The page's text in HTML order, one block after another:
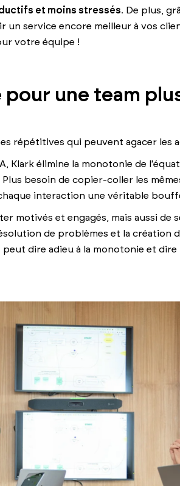
et moins stressés. De plus,
service encore meilleur à vos
votre équipe !
pour une team
répétitives qui peuvent agacer les
Klark élimine la monotonie de
besoin de copier-coller les
interaction une véritable
motivés et engagés, mais aussi de
de problèmes et la création
dire adieu à la monotonie et